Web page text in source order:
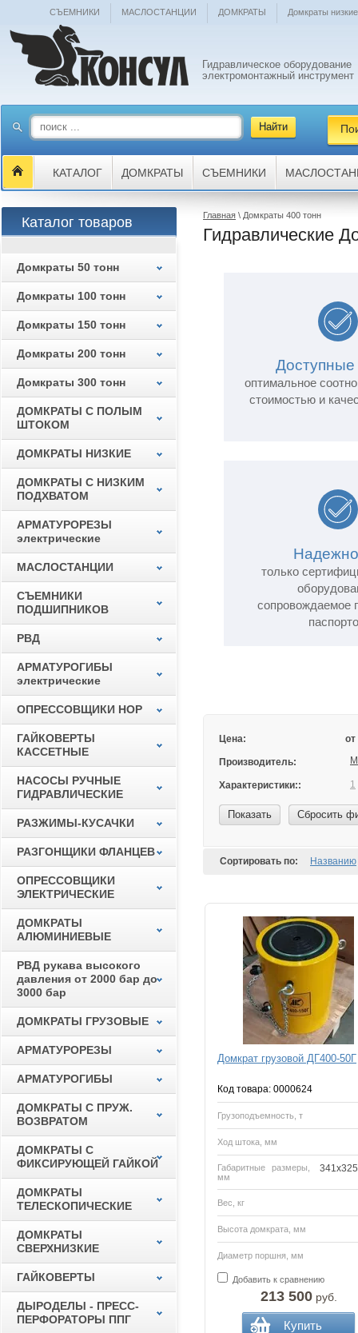
СЪЕМНИКИ МАСЛОСТАНЦИИ ДОМКРАТЫ Домкраты низкие
Гидравлическое оборудование
электромонтажный инструмент
КАТАЛОГ ДОМКРАТЫ СЪЕМНИКИ
Главная \ Домкраты 400 тонн
Гидравлические
оптимальное
стоимостью и
только
сопровождаемое
Цена: от
Производитель:
Характеристики:: 1
Показать Сбросить
Сортировать по: Названию
Домкрат грузовой ДГ400-50Г
Код товара: 0000624
Грузоподъемность, т
Ход штока, мм
Габаритные размеры,
мм
Вес, кг
Высота домкрата, мм
Диаметр поршня, мм
Добавить к сравнению
213 500руб.
Купить
Каталог товаров
Домкраты 50 тонн
Домкраты 100 тонн
Домкраты 150 тонн
Домкраты 200 тонн
Домкраты 300 тонн
ДОМКРАТЫ С ПОЛЫМ
ШТОКОМ
ДОМКРАТЫ НИЗКИЕ
ДОМКРАТЫ С НИЗКИМ
ПОДХВАТОМ
АРМАТУРОРЕЗЫ
электрические
МАСЛОСТАНЦИИ
СЪЕМНИКИ
ПОДШИПНИКОВ
РВД
АРМАТУРОГИБЫ
электрические
ОПРЕССОВЩИКИ НОР
ГАЙКОВЕРТЫ
КАССЕТНЫЕ
НАСОСЫ РУЧНЫЕ
ГИДРАВЛИЧЕСКИЕ
РАЗЖИМЫ-КУСАЧКИ
РАЗГОНЩИКИ ФЛАНЦЕВ
ОПРЕССОВЩИКИ
ЭЛЕКТРИЧЕСКИЕ
ДОМКРАТЫ
АЛЮМИНИЕВЫЕ
РВД рукава высокого
давления от 2000 бар до
3000 бар
ДОМКРАТЫ ГРУЗОВЫЕ
АРМАТУРОРЕЗЫ
АРМАТУРОГИБЫ
ДОМКРАТЫ С ПРУЖ.
ВОЗВРАТОМ
ДОМКРАТЫ С
ФИКСИРУЮЩЕЙ ГАЙКОЙ
ДОМКРАТЫ
ТЕЛЕСКОПИЧЕСКИЕ
ДОМКРАТЫ
СВЕРХНИЗКИЕ
ГАЙКОВЕРТЫ
ДЫРОДЕЛЫ - ПРЕСС-
ПЕРФОРАТОРЫ ППГ